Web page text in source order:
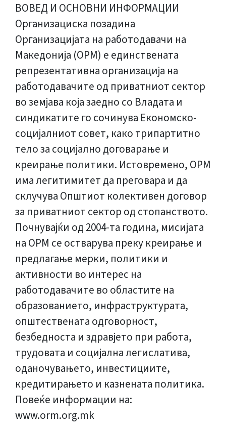
ВОВЕД И ОСНОВНИ ИНФОРМАЦИИ
Организациска позадина
Организацијата на работодавачи на
Македонија (ОРМ) е единствената
репрезентативна организација на
работодавачите од приватниот сектор
во земјава која заедно со Владата и
синдикатите го сочинува Економско-
социјалниот совет, како трипартитно
тело за социјално договарање и
креирање политики. Истовремено, ОРМ
има легитимитет да преговара и да
склучува Општиот колективен договор
за приватниот сектор од стопанството.
Почнувајќи од 2004-та година, мисијата
на ОРМ се остварува преку креирање и
предлагање мерки, политики и
активности во интерес на
работодавачите во областите на
образованието, инфраструктурата,
општествената одговорност,
безбедноста и здравјето при работа,
трудовата и социјална легислатива,
оданочувањето, инвестициите,
кредитирањето и казнената политика.
Повеќе информации на:
www.orm.org.mk